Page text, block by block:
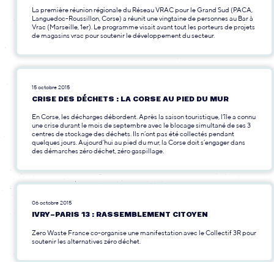
La première réunion régionale du Réseau VRAC pour le Grand Sud (PACA,
Languedoc-Roussillon, Corse) a réunit une vingtaine de personnes au Bar à
Vrac (Marseille, 1er). Le programme visait avant tout les porteurs de projets
de magasins vrac pour soutenir le développement du secteur.
15 octobre 2015
CRISE DES DÉCHETS : LA CORSE AU PIED DU MUR
En Corse, les décharges débordent. Après la saison touristique, l’île a connu
une crise durant le mois de septembre avec le blocage simultané de ses 3
centres de stockage des déchets. Ils n’ont pas été collectés pendant
quelques jours. Aujourd’hui au pied du mur, la Corse doit s’engager dans
des démarches zéro déchet, zéro gaspillage.
06 octobre 2015
IVRY-PARIS 13 : RASSEMBLEMENT CITOYEN
Zero Waste France co-organise une manifestation avec le Collectif 3R pour
soutenir les alternatives zéro déchet.